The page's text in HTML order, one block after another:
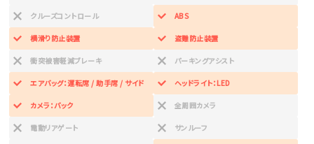
クルーズコントロール ABS
横滑り防止装置 盗難防止装置
衝突被害軽減ブレーキ パーキングアシスト
エアバッグ：運転席 / 助手席 / サイド ヘッドライト：LED
カメラ：バック 全周囲カメラ
電動リアゲート サンルーフ